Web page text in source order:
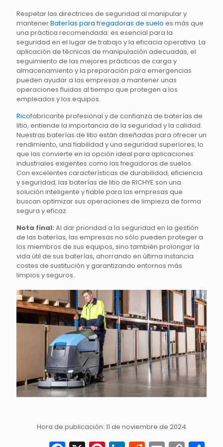
Respetar las directrices de seguridad al manipular y
mantenerBaterías para fregadoras de suelo es más que
una práctica recomendada: es esencial para la
seguridad en el lugar de trabajo y la eficacia operativa. La
aplicación de técnicas de manipulación adecuadas, el
seguimiento de las mejores prácticas de carga y
almacenamiento y la preparación para emergencias
pueden ayudar a las empresas a mantener unas
operaciones fluidas al tiempo que protegen a los
empleados y los equipos.
Ricofabricante profesional y de confianza de baterías de
litio, entiende la importancia de la seguridad y la calidad.
Nuestras baterías de litio están diseñadas para ofrecer un
rendimiento, una fiabilidad y una seguridad superiores, lo
que las convierte en la opción ideal para aplicaciones
industriales exigentes como las fregadoras de suelos.
Con excelentes características de durabilidad, eficiencia
y seguridad, las baterías de litio de RICHYE son una
solución inteligente y fiable para las empresas que
buscan optimizar sus operaciones de limpieza de forma
segura y eficaz.
Nota final: Al dar prioridad a la seguridad en la gestión
de las baterías, las empresas no sólo pueden proteger a
los miembros de sus equipos, sino también prolongar la
vida útil de sus baterías, ahorrando en última instancia
costes de sustitución y garantizando entornos más
limpios y seguros.
Hora de publicación: 11 de noviembre de 2024